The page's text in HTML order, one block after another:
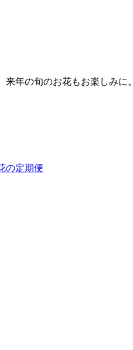
年の旬のお花もお楽しみに。
の定期便